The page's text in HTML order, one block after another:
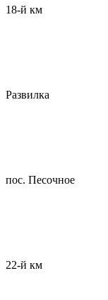
18-й км
Развилка
пос. Песочное
22-й км